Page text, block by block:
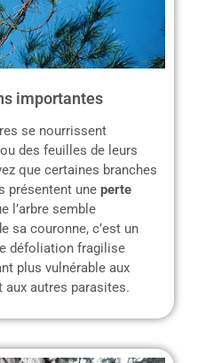
importantes
se nourrissent
des feuilles de leurs
que certaines branches
présentent une perte
l’arbre semble
sa couronne, c’est un
défoliation fragilise
plus vulnérable aux
aux autres parasites.